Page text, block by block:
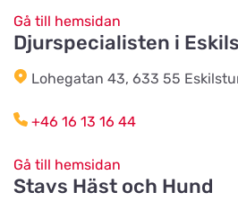
Anjinsans Hund and Katt
Mogatan 6
Albrektsvägen 77
Gå till hemsidan
Djurspecialisten i
Lohegatan 43, 633 55
+46 16 13 16 44
Gå till hemsidan
Stavs Häst och Hund